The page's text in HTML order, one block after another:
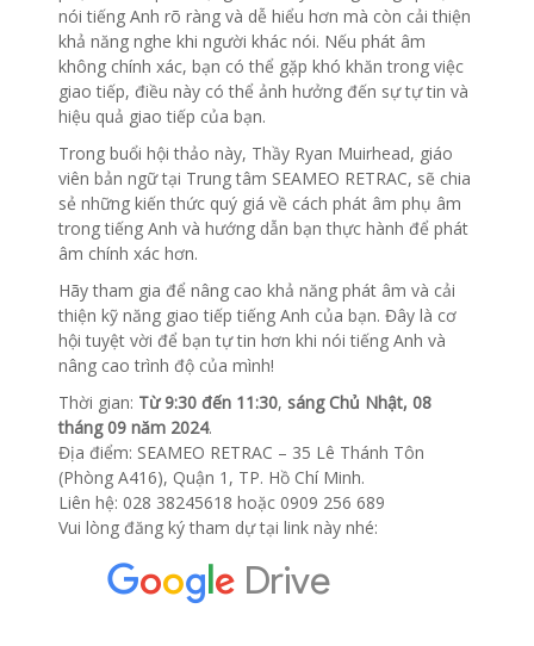
nói tiếng Anh rõ ràng và dễ hiểu hơn mà còn cải thiện
khả năng nghe khi người khác nói. Nếu phát âm
không chính xác, bạn có thể gặp khó khăn trong việc
giao tiếp, điều này có thể ảnh hưởng đến sự tự tin và
hiệu quả giao tiếp của bạn.
Trong buổi hội thảo này, Thầy Ryan Muirhead, giáo
viên bản ngữ tại Trung tâm SEAMEO RETRAC, sẽ chia
sẻ những kiến thức quý giá về cách phát âm phụ âm
trong tiếng Anh và hướng dẫn bạn thực hành để phát
âm chính xác hơn.
Hãy tham gia để nâng cao khả năng phát âm và cải
thiện kỹ năng giao tiếp tiếng Anh của bạn. Đây là cơ
hội tuyệt vời để bạn tự tin hơn khi nói tiếng Anh và
nâng cao trình độ của mình!
Thời gian: Từ 9:30 đến 11:30, sáng Chủ Nhật, 08
tháng 09 năm 2024.
Địa điểm: SEAMEO RETRAC – 35 Lê Thánh Tôn
(Phòng A416), Quận 1, TP. Hồ Chí Minh.
Liên hệ: 028 38245618 hoặc 0909 256 689
Vui lòng đăng ký tham dự tại link này nhé: